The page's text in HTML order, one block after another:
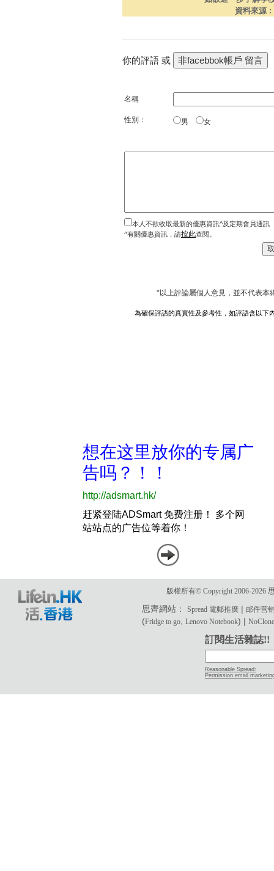
資料來源﹕
你的評語 或
名稱
性別： 男 女
本人不欲收取最新的優惠資訊^及定期會員通訊
^有關優惠資訊，請按此查閱。
*以上評論屬個人意見，並不代表本
為確保評語的真實性及參考性，如評語含以下
版權所有© Copyright 2006-2026
思齊網站：Spread 電郵推廣 |邮件营
(Fridge to go ,Lenovo Notebook) |